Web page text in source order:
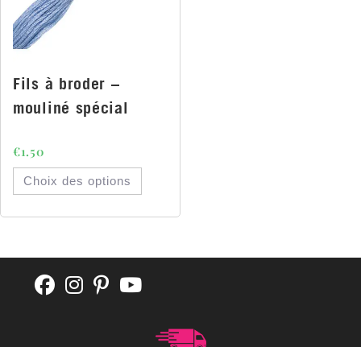
Fils à broder –
mouliné spécial
€1.50
Choix des options